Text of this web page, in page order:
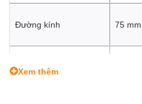
Đường kính 75 mm
Trọng lượng
Xem thêm